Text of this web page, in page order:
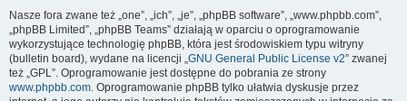
Nasze fora zwane też „one”, „ich”, „je”, „phpBB software”, „www.phpbb.com”,
„phpBB Limited”, „phpBB Teams” działają w oparciu o oprogramowanie
wykorzystujące technologię phpBB, która jest środowiskiem typu witryny
(bulletin board), wydane na licencji „GNU General Public License v2” zwanej
też „GPL”. Oprogramowanie jest dostępne do pobrania ze strony
www.phpbb.com. Oprogramowanie phpBB tylko ułatwia dyskusje przez